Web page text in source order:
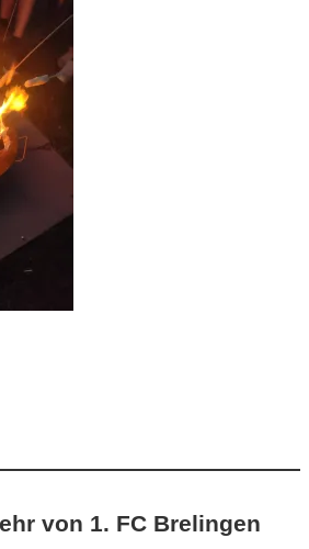
von 1. FC Brelingen